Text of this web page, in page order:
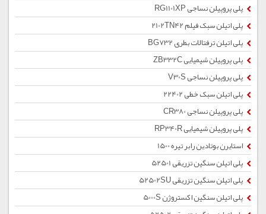
پلی پروپیلن نساجی RG1101XP
پلی اتیلن سبک فیلم 2102TN42
پلی اتیلن ترفتالات بطری BG732
پلی پروپیلن شیمیایی ZB332C
پلی پروپیلن نساجی V30S
پلی اتیلن سبک خطی 22402
پلی پروپیلن نساجی CR380
پلی پروپیلن شیمیایی RP340R
استایرن بوتادین رابر تیره 1500
پلی اتیلن سنگین تزریقی 52501
پلی اتیلن سنگین تزریقی 52502SU
پلی اتیلن سنگین اکستروژن 5000S